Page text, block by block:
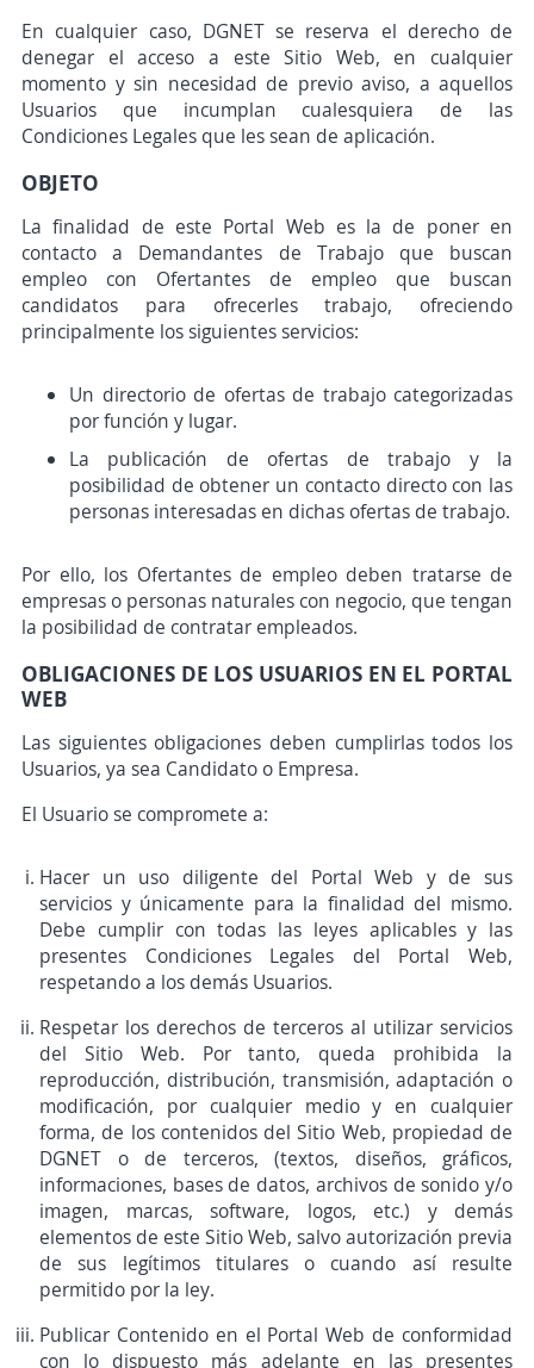
En cualquier caso, DGNET se reserva el derecho de
denegar el acceso a este Sitio Web, en cualquier
momento y sin necesidad de previo aviso, a aquellos
Usuarios que incumplan cualesquiera de las
Condiciones Legales que les sean de aplicación.
OBJETO
La finalidad de este Portal Web es la de poner en
contacto a Demandantes de Trabajo que buscan
empleo con Ofertantes de empleo que buscan
candidatos para ofrecerles trabajo, ofreciendo
principalmente los siguientes servicios:
Un directorio de ofertas de trabajo categorizadas
por función y lugar.
La publicación de ofertas de trabajo y la
posibilidad de obtener un contacto directo con las
personas interesadas en dichas ofertas de trabajo.
Por ello, los Ofertantes de empleo deben tratarse de
empresas o personas naturales con negocio, que tengan
la posibilidad de contratar empleados.
OBLIGACIONES DE LOS USUARIOS EN EL PORTAL
WEB
Las siguientes obligaciones deben cumplirlas todos los
Usuarios, ya sea Candidato o Empresa.
El Usuario se compromete a:
Hacer un uso diligente del Portal Web y de sus
servicios y únicamente para la finalidad del mismo.
Debe cumplir con todas las leyes aplicables y las
presentes Condiciones Legales del Portal Web,
respetando a los demás Usuarios.
Respetar los derechos de terceros al utilizar servicios
del Sitio Web. Por tanto, queda prohibida la
reproducción, distribución, transmisión, adaptación o
modificación, por cualquier medio y en cualquier
forma, de los contenidos del Sitio Web, propiedad de
DGNET o de terceros, (textos, diseños, gráficos,
informaciones, bases de datos, archivos de sonido y/o
imagen, marcas, software, logos, etc.) y demás
elementos de este Sitio Web, salvo autorización previa
de sus legítimos titulares o cuando así resulte
permitido por la ley.
Publicar Contenido en el Portal Web de conformidad
con lo dispuesto más adelante en las presentes